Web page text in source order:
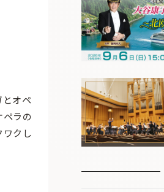
オペ
ラの
クし